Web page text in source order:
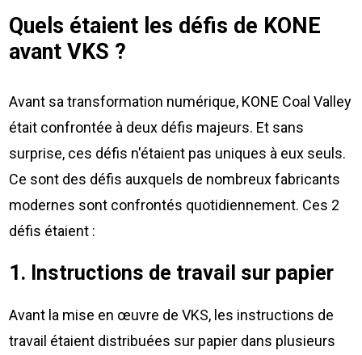
Quels étaient les défis de KONE
avant VKS ?
Avant sa transformation numérique, KONE Coal Valley
était confrontée à deux défis majeurs. Et sans
surprise, ces défis n'étaient pas uniques à eux seuls.
Ce sont des défis auxquels de nombreux fabricants
modernes sont confrontés quotidiennement. Ces 2
défis étaient :
1. Instructions de travail sur papier
Avant la mise en œuvre de VKS, les instructions de
travail étaient distribuées sur papier dans plusieurs